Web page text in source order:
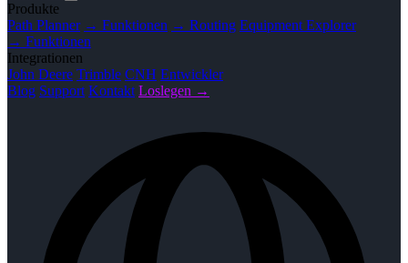
Produkte
Path Planner → Funktionen → Routing Equipment Explorer
→ Funktionen
Integrationen
John Deere Trimble CNH Entwickler
Blog Support Kontakt Loslegen →